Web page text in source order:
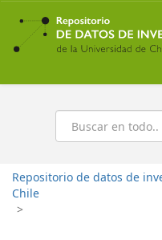
Ir
contenido
principal
Buscar
Repositorio de datos de
Chile
>